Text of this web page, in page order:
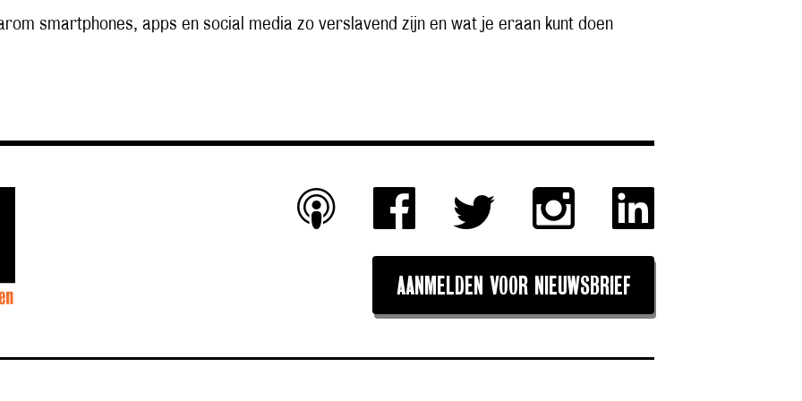
smartphones, apps en social media zo verslavend zijn en wat je eraan kunt doen
AANMELDEN VOOR NIEUWSBRIEF